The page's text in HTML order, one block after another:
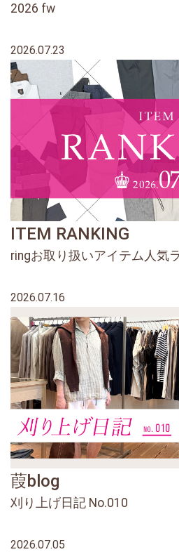
2026 fw
2026.07.23
ITEM RANKING
ringお取り扱いアイテム人気
2026.07.16
葭blog
刈り上げ日記 No.010
2026.07.05